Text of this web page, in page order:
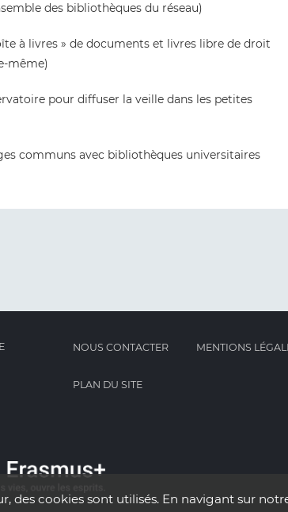
des cookies sont utilisés. En navigant sur
des bibliothèques du réseau)
à livres » de documents et livres libre de droit
même)
pour diffuser la veille dans les petites
communs avec bibliothèques universitaires
NOUS CONTACTER MENTIONS
PLAN DU SITE